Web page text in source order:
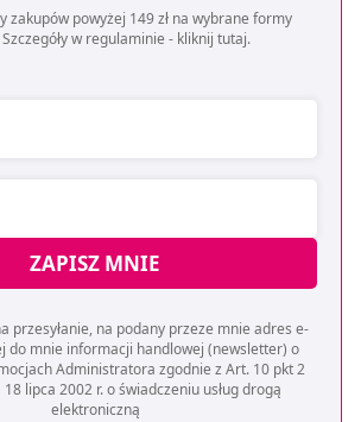
zakupów powyżej 149 zł na wybrane formy
w regulaminie - kliknij tutaj.
ZAPISZ MNIE
przesyłanie, na podany przeze mnie adres e-
do mnie informacji handlowej (newsletter) o
Administratora zgodnie z Art. 10 pkt 2
lipca 2002 r. o świadczeniu usług drogą
elektroniczną